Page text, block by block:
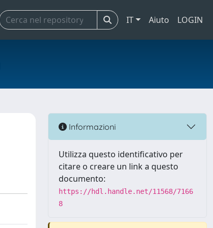
IT Aiuto LOGIN
Informazioni
Utilizza questo identificativo per
citare o creare un link a questo
documento:
https://hdl.handle.net/11568/7166
8